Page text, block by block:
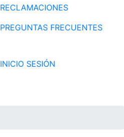
RECLAMACIONES
PREGUNTAS FRECUENTES
INICIO SESIÓN